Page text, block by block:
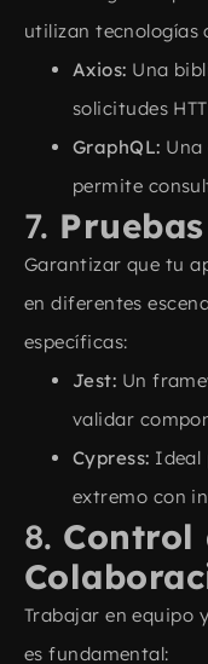
utilizan tecnologías
Axios: Una
solicitudes
GraphQL: Una
permite
7.
Garantizar que tu
en diferentes
específicas:
Jest: Un
validar
Cypress: Ideal
extremo con
8. Control
Trabajar en equipo
es fundamental: